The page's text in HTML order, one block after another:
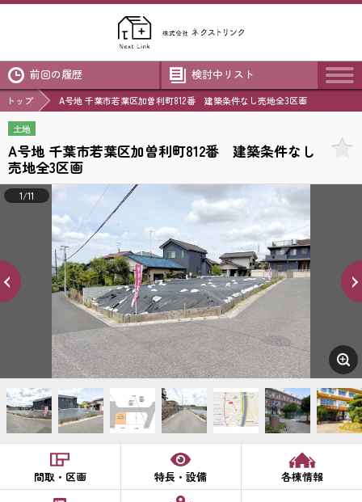
前回の履歴 検討中リスト
トップ A号地 千葉市若葉区加曽利町812番 建築条件なし売地全3区画
土地
A号地 千葉市若葉区加曽利町812番 建築条件なし
売地全3区画
1/11
間取・区画 特長・設備 各棟情報